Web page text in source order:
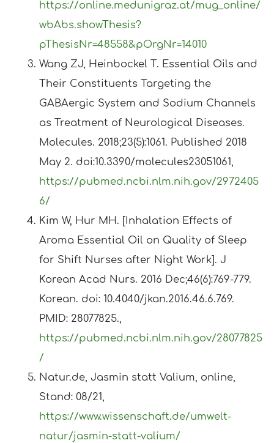
https://online.medunigraz.at/mug_online/
wbAbs.showThesis?
pThesisNr=48558&pOrgNr=14010
Wang ZJ, Heinbockel T. Essential Oils and
Their Constituents Targeting the
GABAergic System and Sodium Channels
as Treatment of Neurological Diseases.
Molecules. 2018;23(5):1061. Published 2018
May 2. doi:10.3390/molecules23051061,
https://pubmed.ncbi.nlm.nih.gov/2972405
6/
Kim W, Hur MH. [Inhalation Effects of
Aroma Essential Oil on Quality of Sleep
for Shift Nurses after Night Work]. J
Korean Acad Nurs. 2016 Dec;46(6):769-779.
Korean. doi: 10.4040/jkan.2016.46.6.769.
PMID: 28077825.,
https://pubmed.ncbi.nlm.nih.gov/28077825
/
Natur.de, Jasmin statt Valium, online,
Stand: 08/21,
https://www.wissenschaft.de/umwelt-
natur/jasmin-statt-valium/